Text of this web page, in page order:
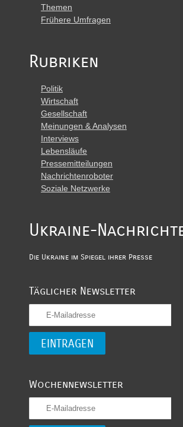
Themen
Frühere Umfragen
Rubriken
Politik
Wirtschaft
Gesellschaft
Meinungen & Analysen
Interviews
Lebensläufe
Pressemitteilungen
Nachrichtenroboter
Soziale Netzwerke
Ukraine-
Die Ukraine im Spiegel ihrer Presse
Täglicher Newsletter
Wochennewsletter